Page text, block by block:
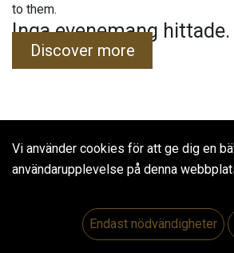
Inga evenemang hittade.
Useful Links
to them.
Discover more
Vi använder cookies för att ge dig en
användarupplevelse på denna
Endast nödvändigheter